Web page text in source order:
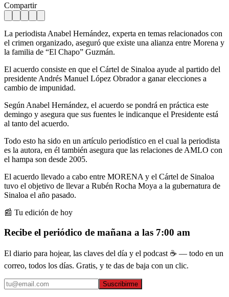
Compartir
La periodista Anabel Hernández, experta en temas relacionados con
el crimen organizado, aseguró que existe una alianza entre Morena y
la familia de “El Chapo” Guzmán.
El acuerdo consiste en que el Cártel de Sinaloa ayude al partido del
presidente Andrés Manuel López Obrador a ganar elecciones a
cambio de impunidad.
Según Anabel Hernández, el acuerdo se pondrá en práctica este
demingo y asegura que sus fuentes le indicanque el Presidente está
al tanto del acuerdo.
Todo esto ha sido en un artículo periodístico en el cual la periodista
es la autora, en él también asegura que las relaciones de AMLO con
el hampa son desde 2005.
El acuerdo llevado a cabo entre MORENA y el Cártel de Sinaloa
tuvo el objetivo de llevar a Rubén Rocha Moya a la gubernatura de
Sinaloa el año pasado.
📰 Tu edición de hoy
Recibe el periódico de mañana a las 7:00 am
El diario para hojear, las claves del día y el podcast ☕ — todo en un
correo, todos los días. Gratis, y te das de baja con un clic.
Suscribirme